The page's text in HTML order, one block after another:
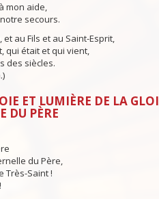
mon aide,
secours.
au Fils et au Saint-Esprit,
qui était et qui vient,
des siècles.
ET LUMIÈRE DE LA
DU PÈRE
du Père,
Très-Saint !